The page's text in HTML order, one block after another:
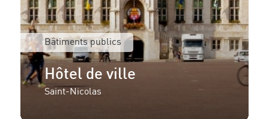
Bâtiments publics
Hôtel de ville
Saint-Nicolas
une offre pour votre
projet ?
Contactez le conseiller de vente de votre
région !